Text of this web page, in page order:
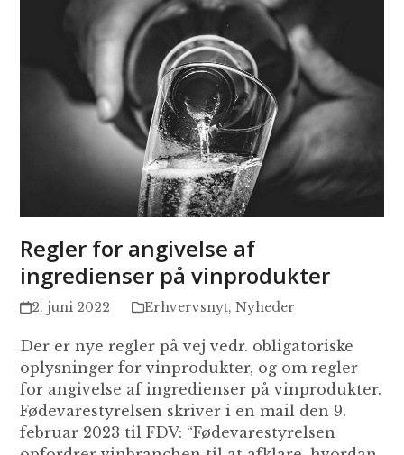
Regler for angivelse af
ingredienser på vinprodukter
2. juni 2022 Erhvervsnyt, Nyheder
Der er nye regler på vej vedr. obligatoriske
oplysninger for vinprodukter, og om regler
for angivelse af ingredienser på vinprodukter.
Fødevarestyrelsen skriver i en mail den 9.
februar 2023 til FDV: “Fødevarestyrelsen